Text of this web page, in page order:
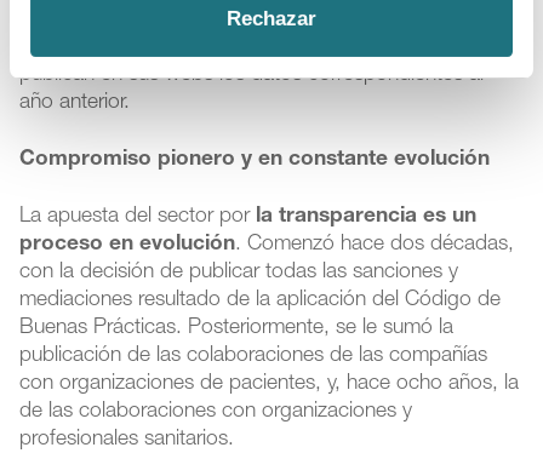
Rechazar
entonces, en estos últimos días de junio, y como límite
hasta el día 30, las compañías adheridas al Código
publican en sus webs los datos correspondientes al
año anterior.
Compromiso pionero y en constante evolución
La apuesta del sector por la transparencia es un
proceso en evolución. Comenzó hace dos décadas,
con la decisión de publicar todas las sanciones y
mediaciones resultado de la aplicación del Código de
Buenas Prácticas. Posteriormente, se le sumó la
publicación de las colaboraciones de las compañías
con organizaciones de pacientes, y, hace ocho años, la
de las colaboraciones con organizaciones y
profesionales sanitarios.